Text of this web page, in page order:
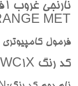
MET)
فرمول کامپيوتري
کد رنگ WC1X